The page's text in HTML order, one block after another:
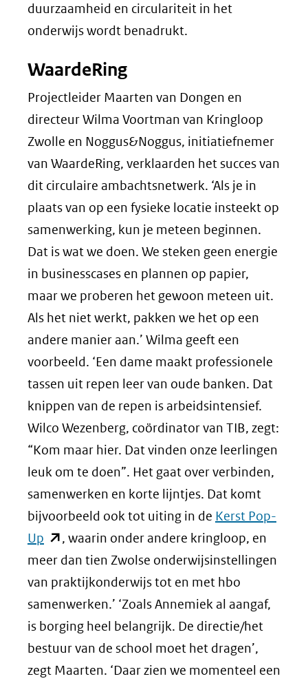
duurzaamheid en circulariteit in het
onderwijs wordt benadrukt.
WaardeRing
Projectleider Maarten van Dongen en
directeur Wilma Voortman van Kringloop
Zwolle en Noggus&Noggus, initiatiefnemer
van WaardeRing, verklaarden het succes van
dit circulaire ambachtsnetwerk. ‘Als je in
plaats van op een fysieke locatie insteekt op
samenwerking, kun je meteen beginnen.
Dat is wat we doen. We steken geen energie
in businesscases en plannen op papier,
maar we proberen het gewoon meteen uit.
Als het niet werkt, pakken we het op een
andere manier aan.’ Wilma geeft een
voorbeeld. ‘Een dame maakt professionele
tassen uit repen leer van oude banken. Dat
knippen van de repen is arbeidsintensief.
Wilco Wezenberg, coördinator van TIB, zegt:
“Kom maar hier. Dat vinden onze leerlingen
leuk om te doen”. Het gaat over verbinden,
samenwerken en korte lijntjes. Dat komt
bijvoorbeeld ook tot uiting in de Kerst Pop-
Up (opent
in
nieuw
venster)
(verwijst
naar
een
, waarin onder andere kringloop, en
meer dan tien Zwolse onderwijsinstellingen
van praktijkonderwijs tot en met hbo
samenwerken.’ ‘Zoals Annemiek al aangaf,
is borging heel belangrijk. De directie/het
bestuur van de school moet het dragen’,
zegt Maarten. ‘Daar zien we momenteel een